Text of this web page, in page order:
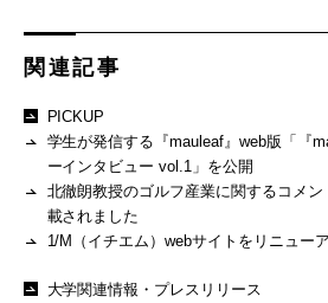
関連記事
PICKUP
学生が発信する『mauleaf』web版「『
ーインタビュー vol.1」を公開
北徹朗教授のゴルフ産業に関するコメ
載されました
1/M（イチエム）webサイトをリニュー
大学関連情報・プレスリリース